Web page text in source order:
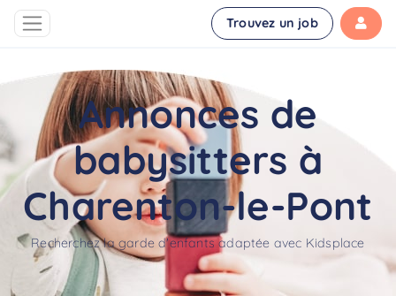
Trouvez un job
Annonces de
babysitters à
Charenton-le-Pont
Recherchez la garde d'enfants adaptée avec Kidsplace